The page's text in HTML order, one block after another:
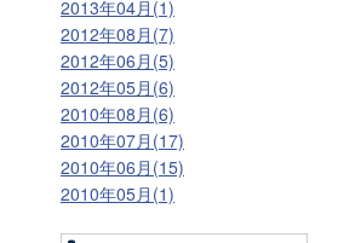
2013年04月(1)
2012年08月(7)
2012年06月(5)
2012年05月(6)
2010年08月(6)
2010年07月(17)
2010年06月(15)
2010年05月(1)